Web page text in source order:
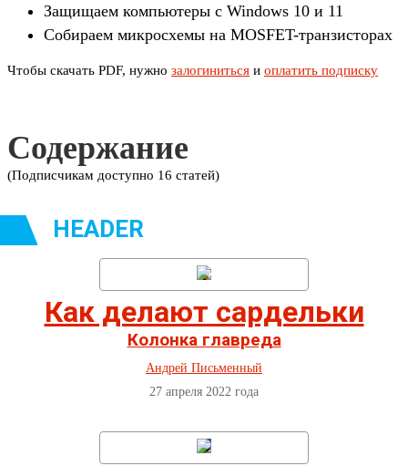
Защищаем компьютеры с Windows 10 и 11
Собираем микросхемы на MOSFET-транзисторах
Чтобы скачать PDF, нужно залогиниться и оплатить подписку
Содержание
(Подписчикам доступно 16 статей)
HEADER
Как делают сардельки
Колонка главреда
Андрей Письменный
27 апреля 2022 года